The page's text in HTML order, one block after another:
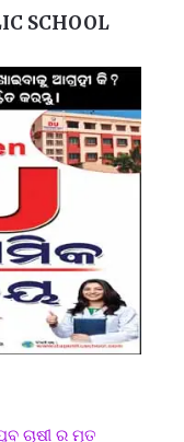
SCHOOL
ଚାଷୀ ର ମୃତ